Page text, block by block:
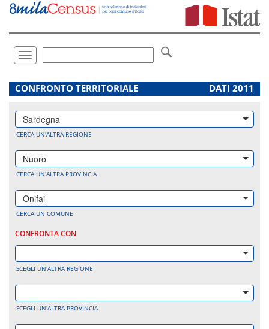
Vai
direttamente
Toggle
navigation
.
CONFRONTO TERRITORIALE DATI 2011
Sardegna
CERCA UN'ALTRA REGIONE
Nuoro
CERCA UN'ALTRA PROVINCIA
Onifai
CERCA UN COMUNE
CONFRONTA CON
SCEGLI UN'ALTRA REGIONE
SCEGLI UN'ALTRA PROVINCIA